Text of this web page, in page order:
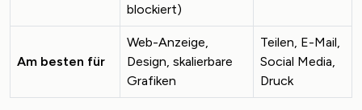
blockiert)
Am besten für
Web-Anzeige,
Design, skalierbare
Grafiken
Teilen, E-Mail,
Social Media,
Druck